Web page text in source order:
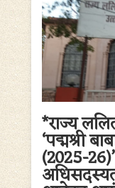
*राज्य
‘पद्मश्री
(2025-